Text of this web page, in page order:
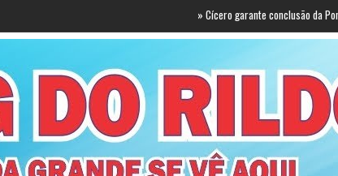
Cícero garante conclusão da Ponte do